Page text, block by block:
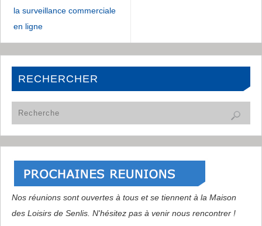
la surveillance commerciale
en ligne
RECHERCHER
Nos réunions sont ouvertes à tous et se tiennent à la Maison
des Loisirs de Senlis. N'hésitez pas à venir nous rencontrer !